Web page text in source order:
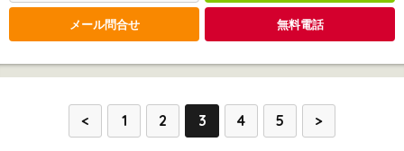
メール問合せ 無料電話
< 1 2 3 4 5 >